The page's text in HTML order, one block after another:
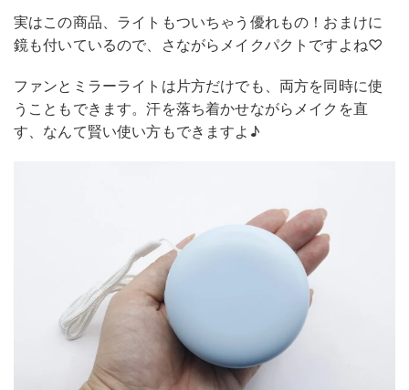
実はこの商品、ライトもついちゃう優れもの！おまけに
鏡も付いているので、さながらメイクパクトですよね♡
ファンとミラーライトは片方だけでも、両方を同時に使
うこともできます。汗を落ち着かせながらメイクを直
す、なんて賢い使い方もできますよ♪